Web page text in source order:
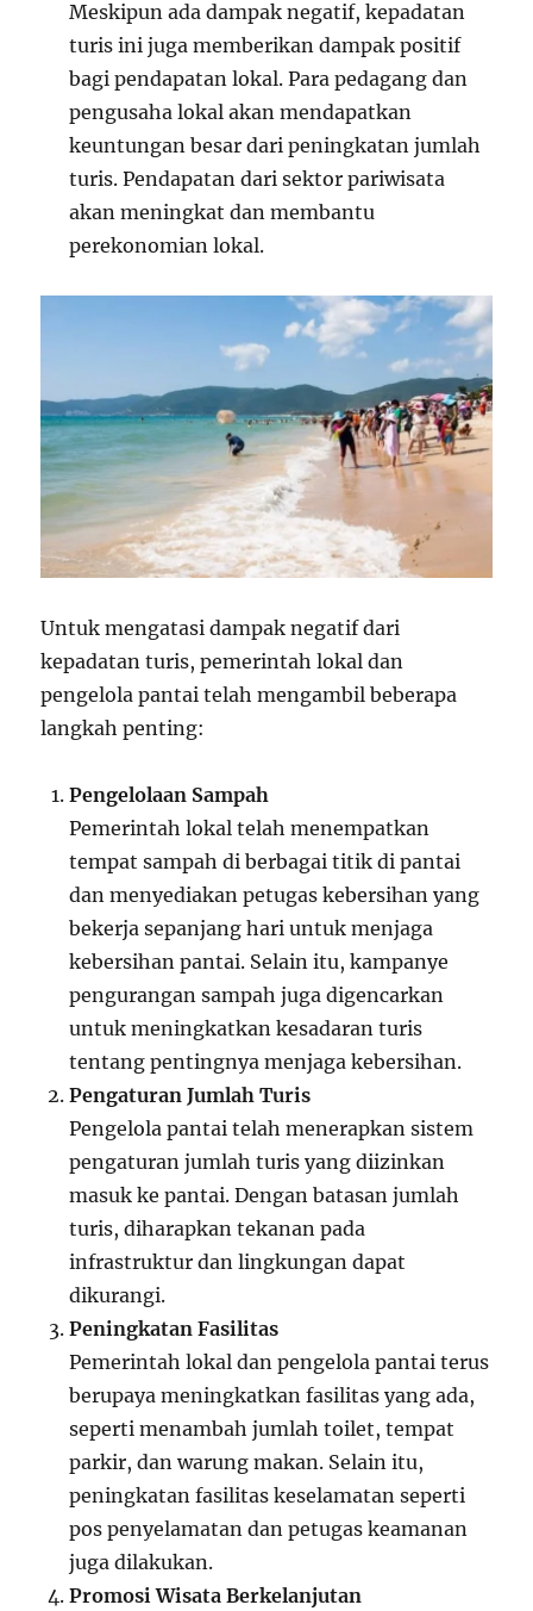
Meskipun ada dampak negatif, kepadatan
turis ini juga memberikan dampak positif
bagi pendapatan lokal. Para pedagang dan
pengusaha lokal akan mendapatkan
keuntungan besar dari peningkatan jumlah
turis. Pendapatan dari sektor pariwisata
akan meningkat dan membantu
perekonomian lokal.
Untuk mengatasi dampak negatif dari
kepadatan turis, pemerintah lokal dan
pengelola pantai telah mengambil beberapa
langkah penting:
Pengelolaan Sampah
Pemerintah lokal telah menempatkan
tempat sampah di berbagai titik di pantai
dan menyediakan petugas kebersihan yang
bekerja sepanjang hari untuk menjaga
kebersihan pantai. Selain itu, kampanye
pengurangan sampah juga digencarkan
untuk meningkatkan kesadaran turis
tentang pentingnya menjaga kebersihan.
Pengaturan Jumlah Turis
Pengelola pantai telah menerapkan sistem
pengaturan jumlah turis yang diizinkan
masuk ke pantai. Dengan batasan jumlah
turis, diharapkan tekanan pada
infrastruktur dan lingkungan dapat
dikurangi.
Peningkatan Fasilitas
Pemerintah lokal dan pengelola pantai terus
berupaya meningkatkan fasilitas yang ada,
seperti menambah jumlah toilet, tempat
parkir, dan warung makan. Selain itu,
peningkatan fasilitas keselamatan seperti
pos penyelamatan dan petugas keamanan
juga dilakukan.
Promosi Wisata Berkelanjutan